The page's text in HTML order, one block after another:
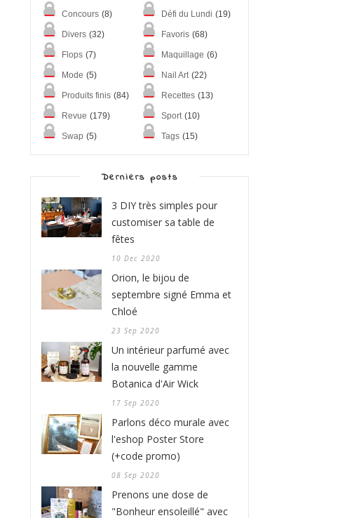
Concours (8) Défi du Lundi (19)
Divers (32) Favoris (68)
Flops (7) Maquillage (6)
Mode (5) Nail Art (22)
Produits finis (84) Recettes (13)
Revue (179) Sport (10)
Swap (5) Tags (15)
Derniers posts
3 DIY très simples pour
customiser sa table de
fêtes
10 Dec 2020
Orion, le bijou de
septembre signé Emma et
Chloé
23 Sep 2020
Un intérieur parfumé avec
la nouvelle gamme
Botanica d'Air Wick
17 Sep 2020
Parlons déco murale avec
l'eshop Poster Store
(+code promo)
08 Sep 2020
Prenons une dose de
"Bonheur ensoleillé" avec